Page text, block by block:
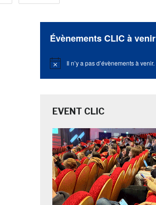
Évènements CLIC à venir
Notice Il n’y a pas d’évènements à venir.
EVENT CLIC